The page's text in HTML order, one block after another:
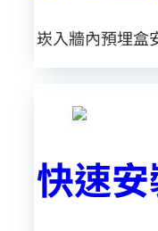
崁入牆內預埋盒
快速